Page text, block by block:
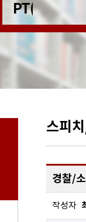
스피
경찰/
작성자